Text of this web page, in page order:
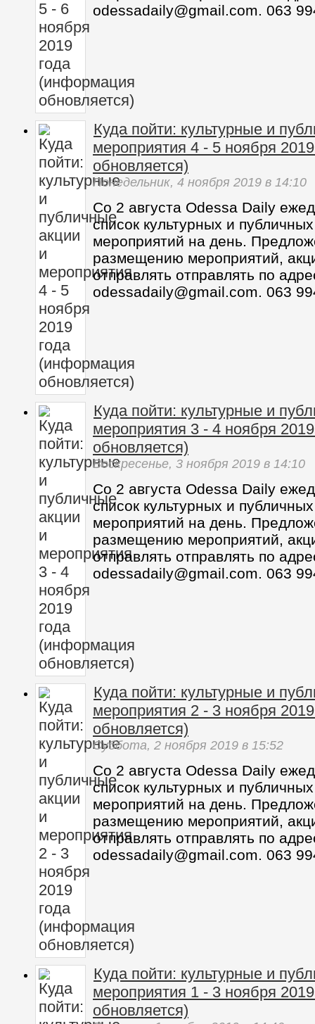
odessadaily@gmail.com. 063
Куда пойти: культурные и
мероприятия 4 - 5 ноября
обновляется)
Понедельник, 4 ноября 2019 в 14:10
Со 2 августа Odessa Daily
список культурных и
мероприятий на день.
размещению мероприятий,
отправлять отправлять по
odessadaily@gmail.com. 063
Куда пойти: культурные и
мероприятия 3 - 4 ноября
обновляется)
Воскресенье, 3 ноября 2019 в 14:10
Со 2 августа Odessa Daily
список культурных и
мероприятий на день.
размещению мероприятий,
отправлять отправлять по
odessadaily@gmail.com. 063
Куда пойти: культурные и
мероприятия 2 - 3 ноября
обновляется)
Суббота, 2 ноября 2019 в 15:52
Со 2 августа Odessa Daily
список культурных и
мероприятий на день.
размещению мероприятий,
отправлять отправлять по
odessadaily@gmail.com. 063
Куда пойти: культурные и
мероприятия 1 - 3 ноября
обновляется)